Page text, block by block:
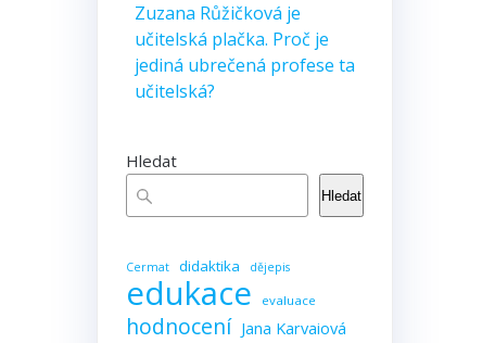
Zuzana Růžičková je
učitelská plačka. Proč je
jediná ubrečená profese ta
učitelská?
Hledat
Hledat
Cermat didaktika dějepis
edukace evaluace
hodnocení Jana Karvaiová